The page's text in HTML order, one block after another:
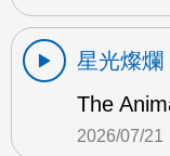
星光燦爛
The
2026/07/21